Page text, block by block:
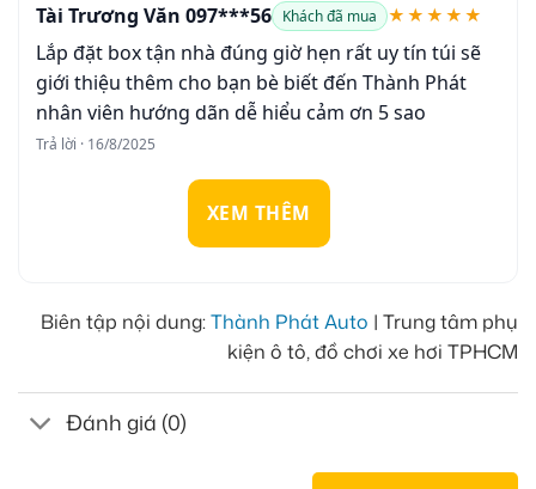
Tài Trương Văn 097***56 Khách đã mua ★★★★★
Lắp đặt box tận nhà đúng giờ hẹn rất uy tín túi sẽ
giới thiệu thêm cho bạn bè biết đến Thành Phát
nhân viên hướng dãn dễ hiểu cảm ơn 5 sao
Trả lời · 16/8/2025
XEM THÊM
Biên tập nội dung:Thành Phát Auto | Trung tâm phụ
kiện ô tô, đồ chơi xe hơi TPHCM
Đánh giá (0)